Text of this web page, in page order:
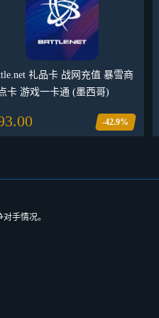
礼品卡 战网充值 暴雪商
卡 游戏一卡通 (墨西哥)
-42.9%
手情况。